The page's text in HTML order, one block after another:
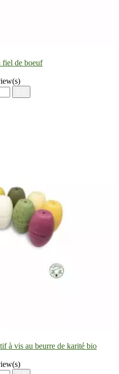
fiel de boeuf
à vis au beurre de karité bio